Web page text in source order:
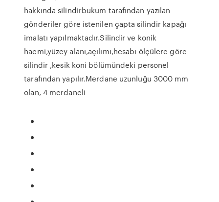
hakkında silindirbukum tarafından yazılan
gönderiler göre istenilen çapta silindir kapağı
imalatı yapılmaktadır.Silindir ve konik
hacmi,yüzey alanı,açılımı,hesabı ölçülere göre
silindir ,kesik koni bölümündeki personel
tarafından yapılır.Merdane uzunluğu 3000 mm
olan, 4 merdaneli